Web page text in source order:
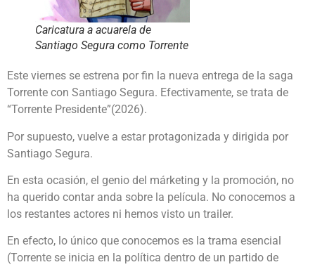
Caricatura a acuarela de
Santiago Segura como Torrente
Este viernes se estrena por fin la nueva entrega de la saga
Torrente con Santiago Segura. Efectivamente, se trata de
“Torrente Presidente”(2026).
Por supuesto, vuelve a estar protagonizada y dirigida por
Santiago Segura.
En esta ocasión, el genio del márketing y la promoción, no
ha querido contar anda sobre la película. No conocemos a
los restantes actores ni hemos visto un trailer.
En efecto, lo único que conocemos es la trama esencial
(Torrente se inicia en la política dentro de un partido de